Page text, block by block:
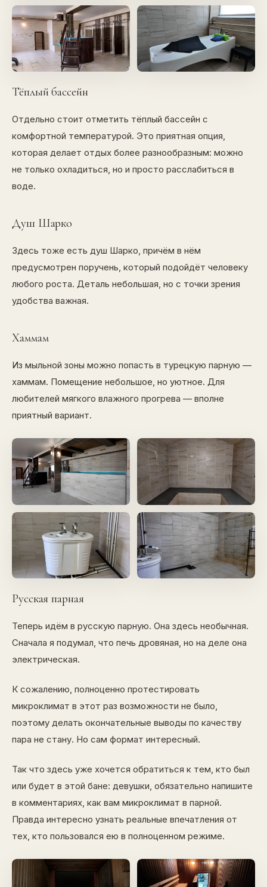
Тёплый бассейн
Отдельно стоит отметить тёплый бассейн с
комфортной температурой. Это приятная опция,
которая делает отдых более разнообразным: можно
не только охладиться, но и просто расслабиться в
воде.
Душ Шарко
Здесь тоже есть душ Шарко, причём в нём
предусмотрен поручень, который подойдёт человеку
любого роста. Деталь небольшая, но с точки зрения
удобства важная.
Хаммам
Из мыльной зоны можно попасть в турецкую парную —
хаммам. Помещение небольшое, но уютное. Для
любителей мягкого влажного прогрева — вполне
приятный вариант.
Русская парная
Теперь идём в русскую парную. Она здесь необычная.
Сначала я подумал, что печь дровяная, но на деле она
электрическая.
К сожалению, полноценно протестировать
микроклимат в этот раз возможности не было,
поэтому делать окончательные выводы по качеству
пара не стану. Но сам формат интересный.
Так что здесь уже хочется обратиться к тем, кто был
или будет в этой бане: девушки, обязательно напишите
в комментариях, как вам микроклимат в парной.
Правда интересно узнать реальные впечатления от
тех, кто пользовался ею в полноценном режиме.